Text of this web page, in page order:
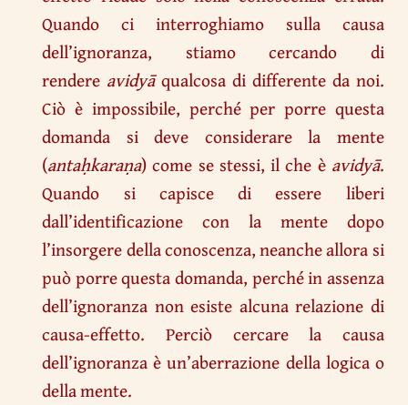
Quando ci interroghiamo sulla causa
dell’ignoranza, stiamo cercando di
rendere avidyāqualcosa di differente da noi.
Ciò è impossibile, perché per porre questa
domanda si deve considerare la mente
(antaḥkaraṇa) come se stessi, il che è avidyā.
Quando si capisce di essere liberi
dall’identificazione con la mente dopo
l’insorgere della conoscenza, neanche allora si
può porre questa domanda, perché in assenza
dell’ignoranza non esiste alcuna relazione di
causa-effetto. Perciò cercare la causa
dell’ignoranza è un’aberrazione della logica o
della mente.